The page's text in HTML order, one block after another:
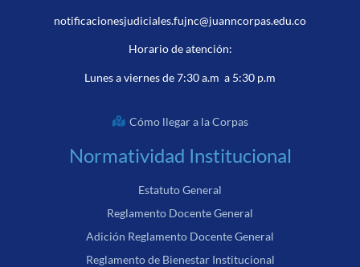
notificacionesjudiciales.fujnc@juanncorpas.edu.co
Horario de atención:
Lunes a viernes de 7:30 a.m a 5:30 p.m
Cómo llegar a la Corpas
Normatividad Institucional
Estatuto General
Reglamento Docente General
Adición Reglamento Docente General
Reglamento de Bienestar Institucional